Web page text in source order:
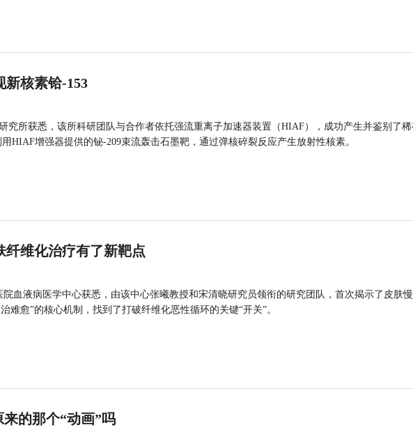
新核素铪-153
究所获悉，该所科研团队与合作者依托强流重离子加速器装置（HIAF），成功产生并鉴别了
HIAF增强器提供的铋-209束流轰击石墨靶，通过弹核碎裂反应产生放射性核素。
纤维化治疗有了新靶点
血液病医学中心获悉，由该中心张曦教授和宋清晓研究员领衔的研究团队，首次揭示了皮肤
难愈”的核心机制，找到了打破纤维化恶性循环的关键“开关”。
的那个“动画”吗